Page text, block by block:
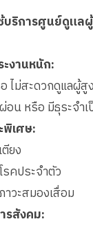
บริการศูนย์ดูแล
งานหนัก:
ไม่สะดวกดูแลผู้สู
น หรือ มีธุระจำเ
พิเศษ:
ยง
คประจำตัว
วะสมองเสื่อม
รสังคม: